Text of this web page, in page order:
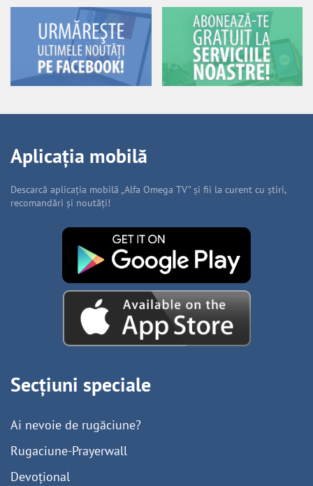
Aplicația mobilă
Descarcă aplicația mobilă „Alfa Omega TV” și fii la curent cu știri,
recomandări și noutăți!
Secțiuni speciale
Ai nevoie de rugăciune?
Rugaciune-Prayerwall
Devoțional